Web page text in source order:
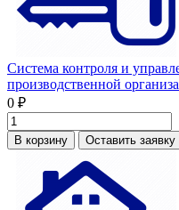
Система контроля и
производственной
0 ₽
В корзину Оставить заявку